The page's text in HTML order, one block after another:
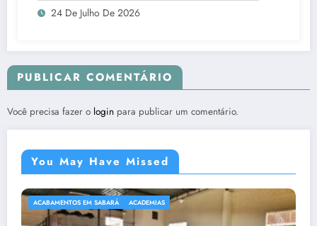
24 De Julho De 2026
PUBLICAR COMENTÁRIO
Você precisa fazer o login para publicar um comentário.
You May Have Missed
ACABAMENTOS EM SABARÁ ACADEMIAS